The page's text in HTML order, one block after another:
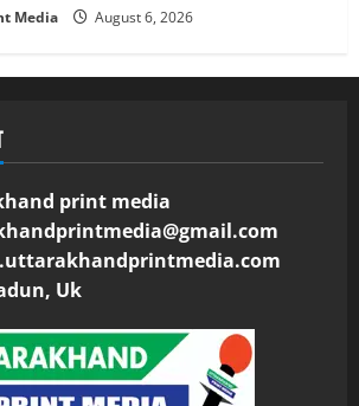
Media August 6, 2026
print media
Uk